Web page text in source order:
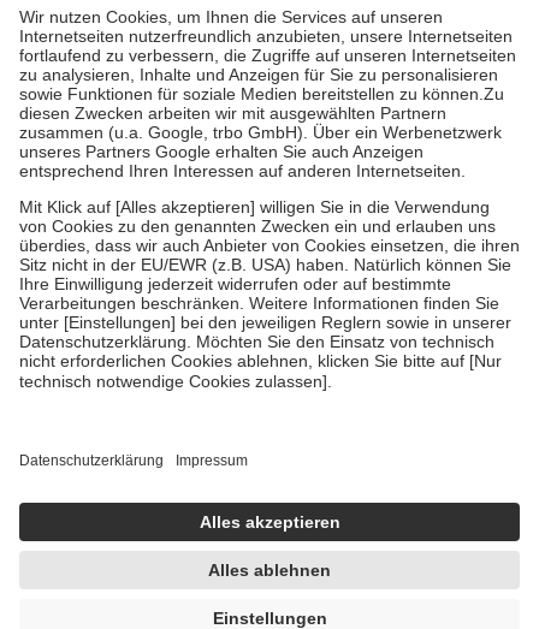
höchstens zehn Euro.
Es sind jedoch nie mehr als die tatsächlichen
Kosten der Leistung zu entrichten.
Diese Regeln gelten grundsätzlich auch für Online-Apotheken.
Bei Heilmitteln und häuslicher Krankenpflege beträgt die
Zuzahlung zehn Prozent der Kosten sowie zehn Euro je
Verordnung.
Um das Engagement der Versicherten für ihre eigene Gesundheit zu
stärken und die besondere Stellung der Familie zu unterstützen,
fallenkeine Zuzahlungenan bei:
• Kindern und Jugendlichen bis zum vollendeten 18. Lebensjahr
mit Ausnahme der Fahrkosten
• Untersuchungen zur Vorsorge und Früherkennung, die von der
GKV getragen werden
• empfohlenen Schutzimpfungen
• Harn- und Blutteststreifen
getroffen, um sicherzustellen, dass es sich um echte Bewertungen
https://help.etrusted.com/hc/de/articles/4419944605341
Einige Bilder und Inhalte wurden unter Zuhilfenahme künstlicher